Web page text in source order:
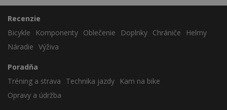
Recenzie
Bicykle
Komponenty Oblečenie Doplnky Chrániče
Helmy
Náradie Výživa
Poradňa
Tréning a strava
Technika jazdy
Kam na bike
Opravy a údržba